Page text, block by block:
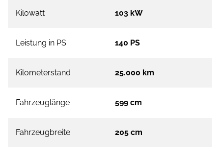
Kilowatt 103 kW
Leistung in PS 140 PS
Kilometerstand 25.000 km
Fahrzeuglänge 599 cm
Fahrzeugbreite 205 cm